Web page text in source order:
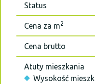
Status
Cena za m2
Cena brutto
Atuty mieszkania
Wysokość